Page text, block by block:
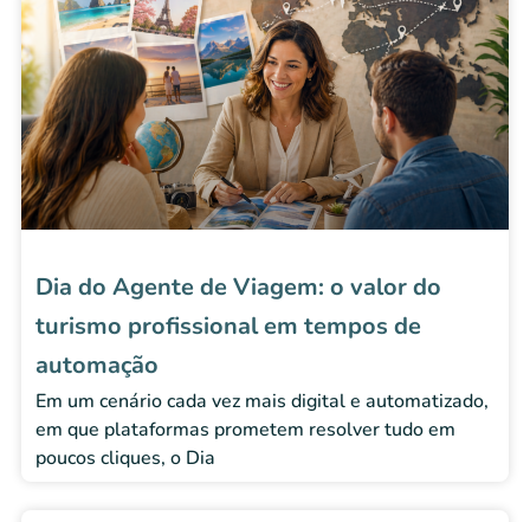
Dia do Agente de Viagem: o valor do
turismo profissional em tempos de
automação
Em um cenário cada vez mais digital e automatizado,
em que plataformas prometem resolver tudo em
poucos cliques, o Dia